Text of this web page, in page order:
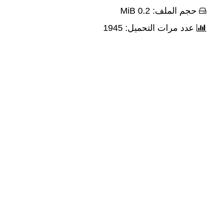
حجم الملف: 0.2 MiB
عدد مرات التحميل: 1945